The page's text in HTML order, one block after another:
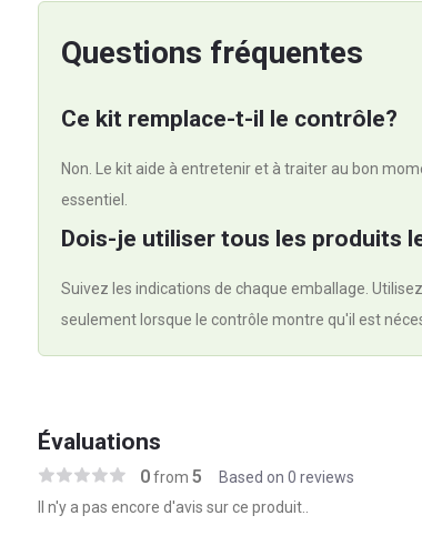
Questions fréquentes
Ce kit remplace-t-il le contrôle?
Non. Le kit aide à entretenir et à traiter au bon
essentiel.
Dois-je utiliser tous les produits
Suivez les indications de chaque emballage.
seulement lorsque le contrôle montre qu'il est
Évaluations
0from 5 Based on 0 reviews
Il n'y a pas encore d'avis sur ce produit..